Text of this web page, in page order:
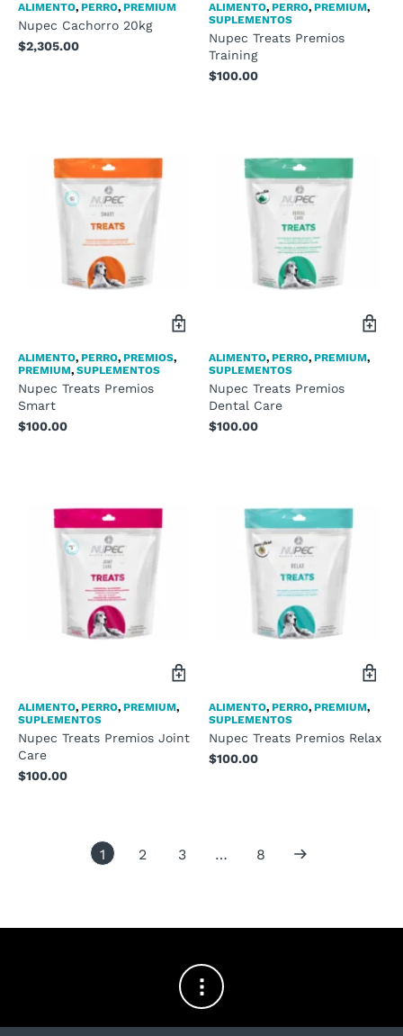
ALIMENTO, PERRO, PREMIUM
Nupec Cachorro 20kg
$2,305.00
ALIMENTO,PERRO,PREMIUM,
SUPLEMENTOS
Nupec Treats Premios
Training
$100.00
ALIMENTO, PERRO, PREMIOS,
PREMIUM, SUPLEMENTOS
Nupec Treats Premios
Smart
$100.00
ALIMENTO,PERRO,PREMIUM,
SUPLEMENTOS
Nupec Treats Premios
Dental Care
$100.00
ALIMENTO, PERRO, PREMIUM,
SUPLEMENTOS
Nupec Treats Premios Joint
Care
$100.00
ALIMENTO,PERRO,PREMIUM,
SUPLEMENTOS
Nupec Treats Premios Relax
$100.00
1 2 3 … 8